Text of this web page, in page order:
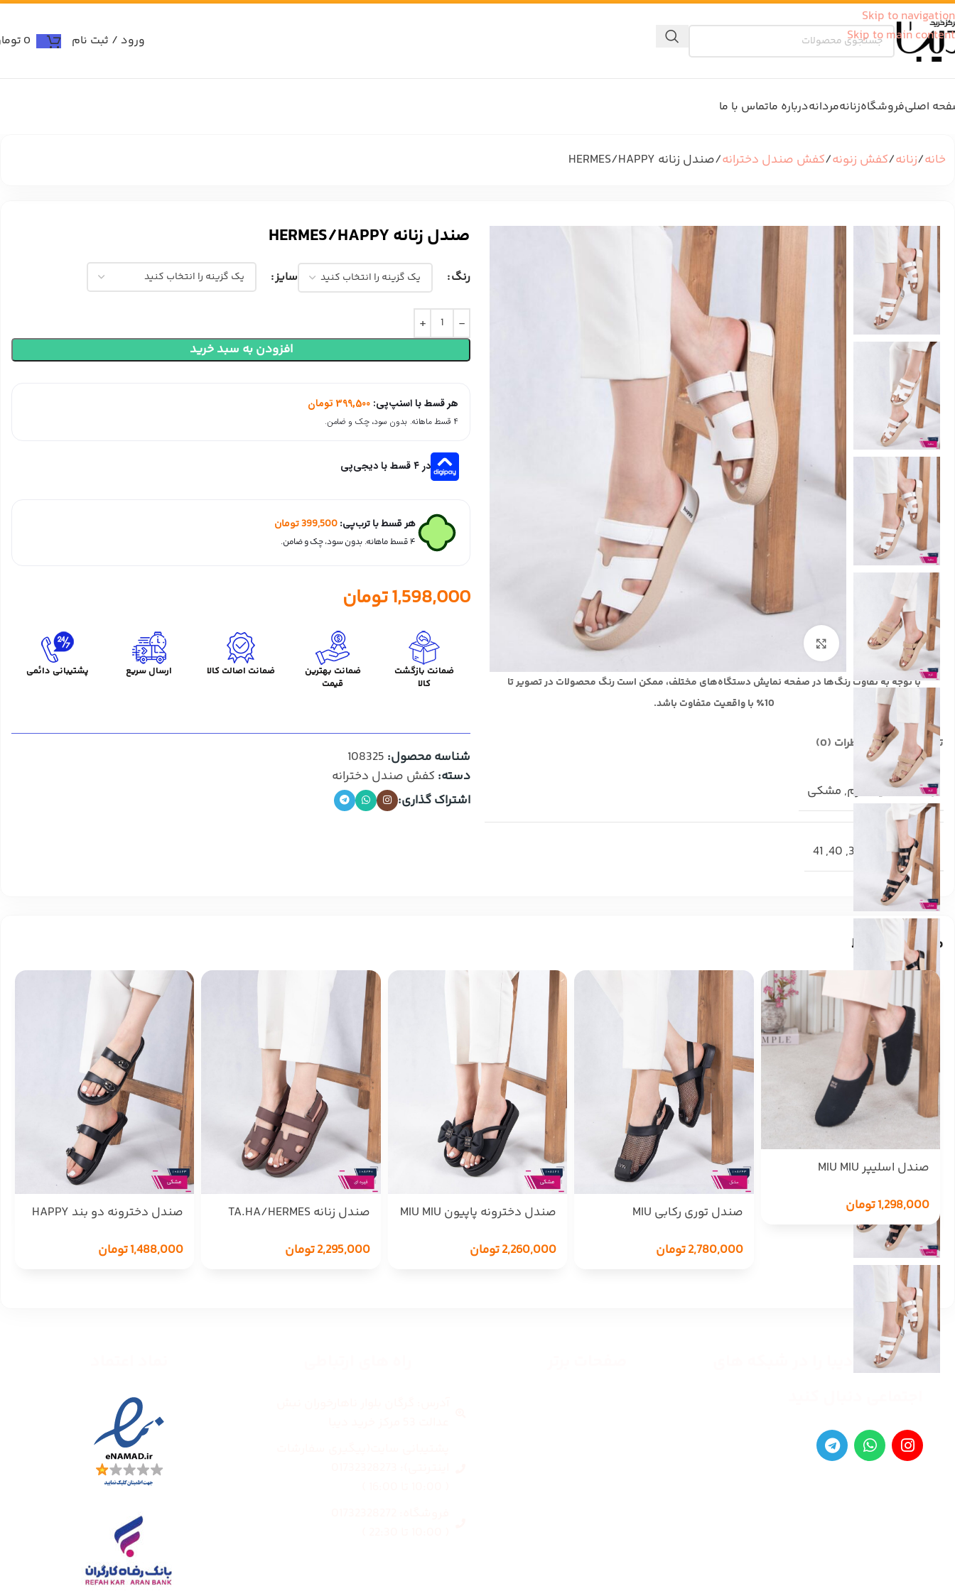
Skip to navigation
Skip to main content
ورود / ثبت نام 0
اصلیفروشگاهزنانهمردانهدرباره ماتماس با ما
خانه زنانه کفش زنونه کفش صندل دخترانه صندل زنانه HERMES/HAPPY
با توجه به تفاوت رنگ‌ها در صفحه نمایش دستگاه‌های مختلف، ممکن است رنگ محصولات در تصویر تا
10٪ با واقعیت متفاوت باشد.
توضیحات تکمیلی نظرات (0)
رنگ سفید کرم, مشکی
سایز 37
39
,
40
,
41
صندل زنانه HERMES/HAPPY
رنگ سایز
افزودن به سبد خرید
هر قسط با اسنپ‌پی: 399,500 تومان
۴ قسط ماهانه. بدون سود، چک و ضامن.
در ۴ قسط با دیجی‌پی
هر قسط با ترب‌پی:399,500تومان
۴ قسط ماهانه. بدون سود، چک و ضامن.
1,598,000تومان
ضمانت بازگشت
کالا
ضمانت بهترین
قیمت
ضمانت اصالت کالا ارسال سریع پشتیبانی دائمی
شناسه محصول: 108325
دسته: کفش صندل دخترانه
اشتراک گذاری:
محصولات مرتبط
صندل اسلیپر MIU MIU
1,298,000تومان صندل توری رکابی MIU
2,780,000تومان
صندل دخترونه پاپیون MIU MIU
2,260,000تومان
صندل زنانه TA.HA/HERMES
2,295,000تومان
صندل دخترونه دو بند HAPPY
1,488,000تومان
مرکز خرید دیبا را در شبکه های